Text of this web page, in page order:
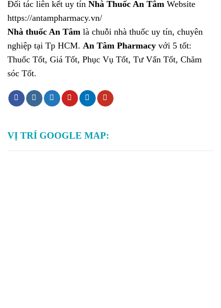
Đối tác liên kết uy tín Nhà Thuốc An Tâm Website
https://antampharmacy.vn/
Nhà thuốc An Tâm là chuỗi nhà thuốc uy tín, chuyên
nghiệp tại Tp HCM. An Tâm Pharmacy với 5 tốt:
Thuốc Tốt, Giá Tốt, Phục Vụ Tốt, Tư Vấn Tốt, Chăm
sóc Tốt.
VỊ TRÍ GOOGLE MAP: